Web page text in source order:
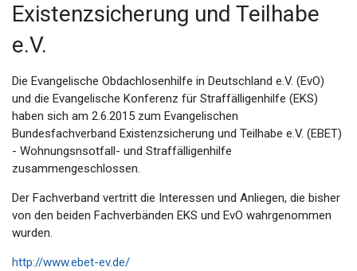
Existenzsicherung und Teilhabe
e.V.
Die Evangelische Obdachlosenhilfe in Deutschland e.V. (EvO)
und die Evangelische Konferenz für Straffälligenhilfe (EKS)
haben sich am 2.6.2015 zum Evangelischen
Bundesfachverband Existenzsicherung und Teilhabe e.V. (EBET)
- Wohnungsnsotfall- und Straffälligenhilfe
zusammengeschlossen.
Der Fachverband vertritt die Interessen und Anliegen, die bisher
von den beiden Fachverbänden EKS und EvO wahrgenommen
wurden.
http://www.ebet-ev.de/